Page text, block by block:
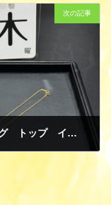
次の記事
貴金属 ジュエリー ネックレス リング トップ イヤリング パール K18イエローゴールド 買取